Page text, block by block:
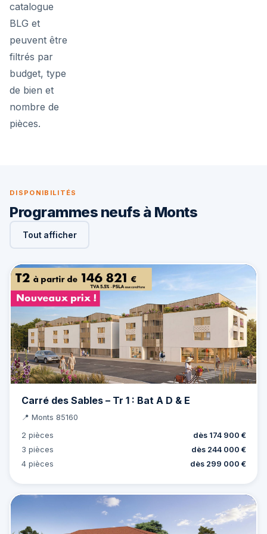
catalogue
BLG et
peuvent être
filtrés par
budget, type
de bien et
nombre de
pièces.
DISPONIBILITÉS
Programmes neufs à Monts
Tout afficher
Carré des Sables – Tr 1 : Bat A D & E
📍 Monts 85160
2 pièces
dès 174 900 €
3 pièces
dès 244 000 €
4 pièces
dès 299 000 €